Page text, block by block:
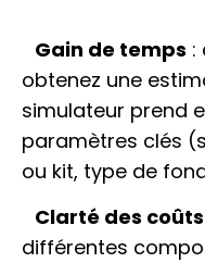
Gain de temps :
obtenez une
simulateur prend
paramètres clés
ou kit, type de
Clarté des coûts
différentes